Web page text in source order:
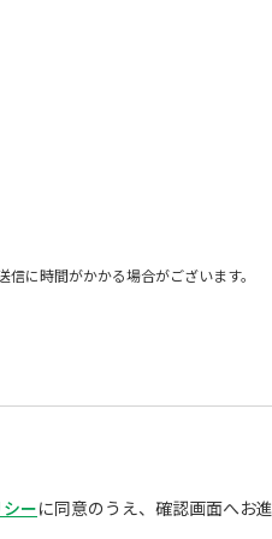
に時間がかかる場合がございます。
ーに同意のうえ、確認画面へお